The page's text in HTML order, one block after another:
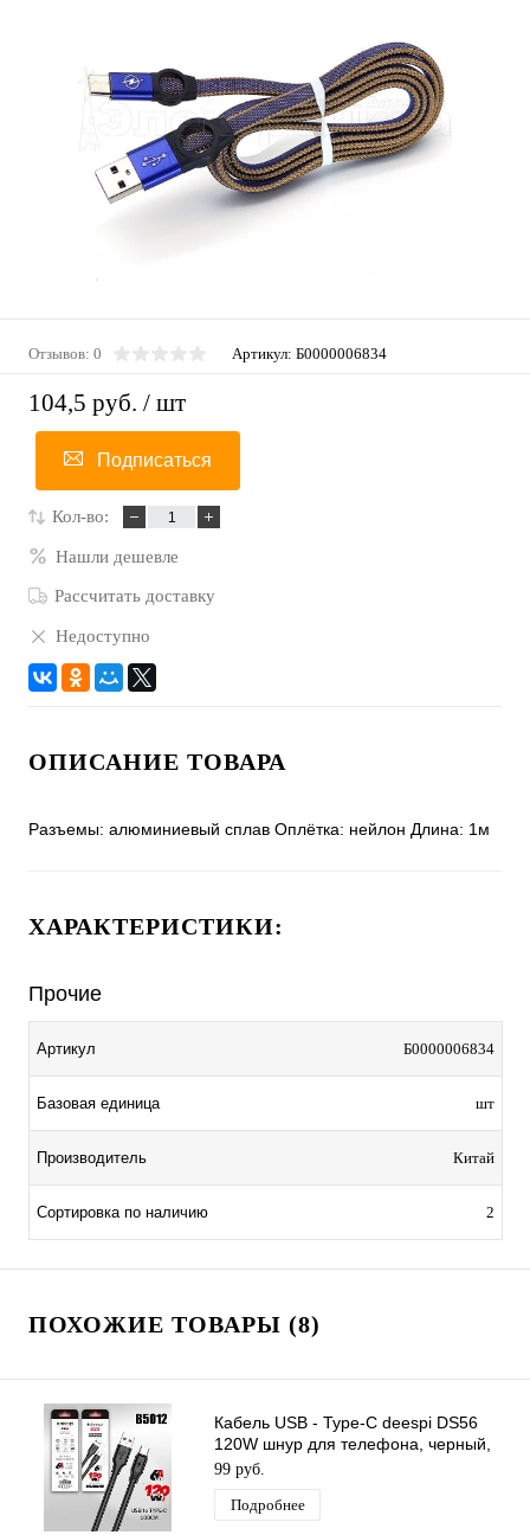
Отзывов: 0 Артикул: Б0000006834
104,5 руб. / шт
Подписаться
Кол-во:
Нашли дешевле
Рассчитать доставку
Недоступно
ОПИСАНИЕ ТОВАРА
Разъемы: алюминиевый сплав Оплётка: нейлон Длина: 1м
ХАРАКТЕРИСТИКИ:
Прочие
Артикул Б0000006834
Базовая единица шт
Производитель Китай
Сортировка по наличию 2
ПОХОЖИЕ ТОВАРЫ (8)
Кабель USB - Type-C deespi DS56
120W шнур для телефона, черный,
длина 1м
99 руб.
Подробнее